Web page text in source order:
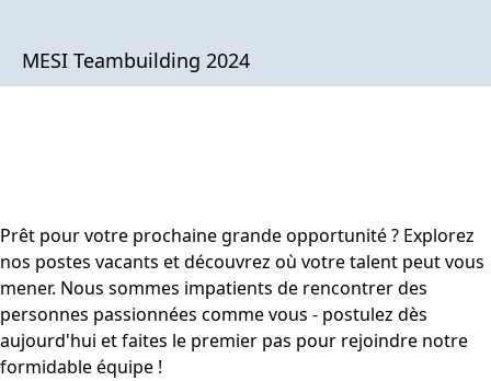
MESI Teambuilding 2024
Prêt pour votre prochaine grande opportunité ? Explorez
nos postes vacants et découvrez où votre talent peut vous
mener. Nous sommes impatients de rencontrer des
personnes passionnées comme vous - postulez dès
aujourd'hui et faites le premier pas pour rejoindre notre
formidable équipe !